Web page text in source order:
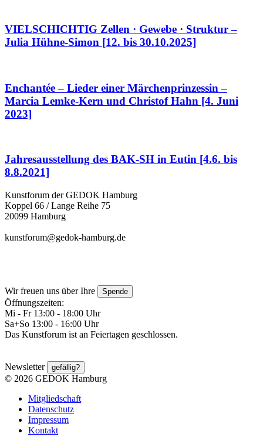
VIELSCHICHTIG Zellen · Gewebe · Struktur –
Julia Hühne-Simon [12. bis 30.10.2025]
Enchantée – Lieder einer Märchenprinzessin –
Marcia Lemke-Kern und Christof Hahn [4. Juni
2023]
Jahresausstellung des BAK-SH in Eutin [4.6. bis
8.8.2021]
Kunstforum der GEDOK Hamburg
Koppel 66 / Lange Reihe 75
20099 Hamburg
kunstforum@gedok-hamburg.de
Wir freuen uns über Ihre Spende
Öffnungszeiten:
Mi - Fr 13:00 - 18:00 Uhr
Sa+So 13:00 - 16:00 Uhr
Das Kunstforum ist an Feiertagen geschlossen.
Newsletter gefällig?
© 2026 GEDOK Hamburg
Mitgliedschaft
Datenschutz
Impressum
Kontakt